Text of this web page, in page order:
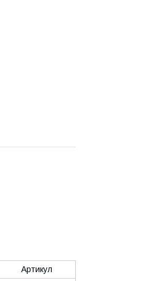
Артикул